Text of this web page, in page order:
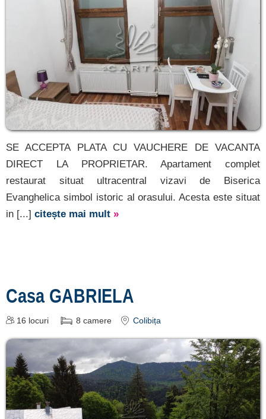
SE ACCEPTA PLATA CU VAUCHERE DE VACANTA
DIRECT LA PROPRIETAR. Apartament complet
restaurat situat ultracentral vizavi de Biserica
Evanghelica simbol istoric al orasului. Acesta este situat
in [...] citește mai mult »
Casa GABRIELA
16 locuri 8 camere Colibița